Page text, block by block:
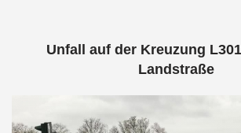
Unfall auf der Kreuzung
Landstraße